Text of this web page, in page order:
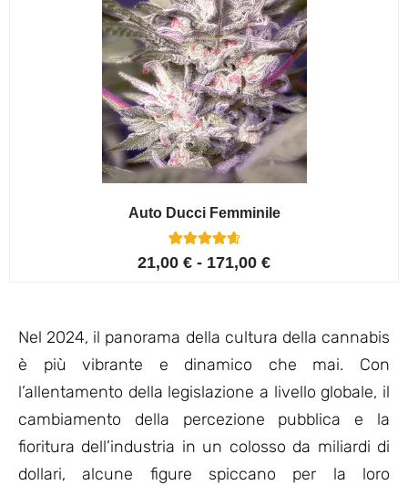
Auto Ducci Femminile
Valutato
4.75
4
21,00 € - 171,00 €
Nel 2024, il panorama della cultura della cannabis
è più vibrante e dinamico che mai. Con
l’allentamento della legislazione a livello globale, il
cambiamento della percezione pubblica e la
fioritura dell’industria in un colosso da miliardi di
dollari, alcune figure spiccano per la loro